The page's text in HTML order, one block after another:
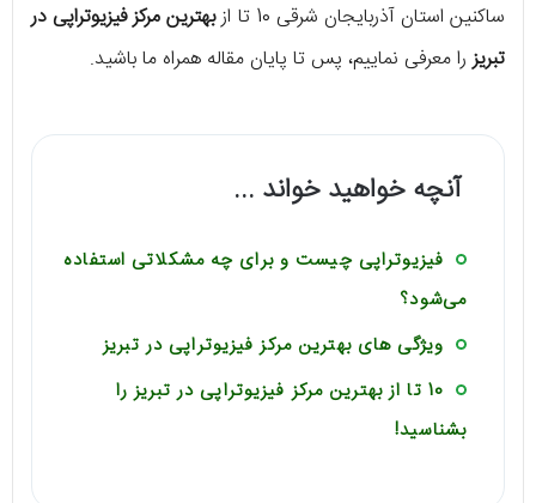
ساکنین استان آذربایجان شرقی 10 تا از
بهترین مرکز فیزیوتراپی در
تبریزرا معرفی نماییم، پس تا پایان مقاله همراه ما باشید.
آنچه خواهید خواند ...
فیزیوتراپی چیست و برای چه مشکلاتی استفاده
می‌شود؟
ویژگی های بهترین مرکز فیزیوتراپی در تبریز
10 تا از بهترین مرکز فیزیوتراپی در تبریز را
بشناسید!